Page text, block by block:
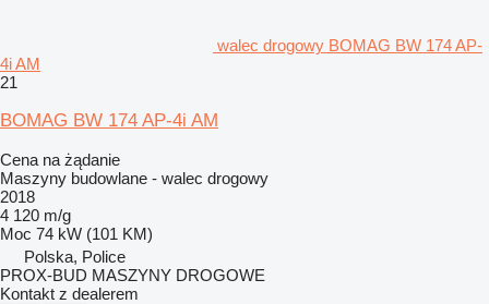
walec drogowy BOMAG BW 174 AP-
4i AM
21
BOMAG BW 174 AP-4i AM
Cena na żądanie
Maszyny budowlane - walec drogowy
2018
4 120 m/g
Moc 74 kW (101 KM)
Polska, Police
PROX-BUD MASZYNY DROGOWE
Kontakt z dealerem